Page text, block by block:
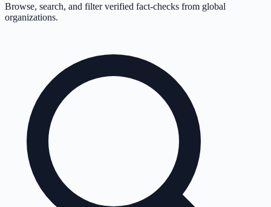
Browse, search, and filter verified fact-checks from global
organizations.